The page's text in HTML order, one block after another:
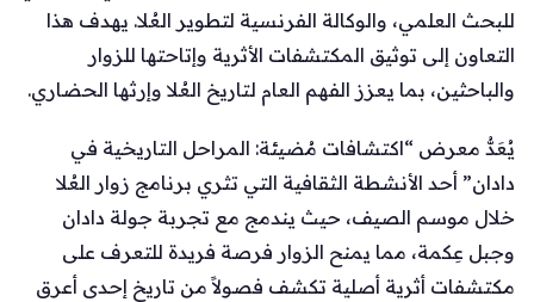
للبحث العلمي، والوكالة الفرنسية لتطوير العُلا. يهدف هذا
التعاون إلى توثيق المكتشفات الأثرية وإتاحتها للزوار
والباحثين، بما يعزز الفهم العام لتاريخ العُلا وإرثها الحضاري.
يُعَدُّ معرض “اكتشافات مُضيئة: المراحل التاريخية في
دادان” أحد الأنشطة الثقافية التي تثري برنامج زوار العُلا
خلال موسم الصيف، حيث يندمج مع تجربة جولة دادان
وجبل عِكمة، مما يمنح الزوار فرصة فريدة للتعرف على
مكتشفات أثرية أصلية تكشف فصولاً من تاريخ إحدى أعرق